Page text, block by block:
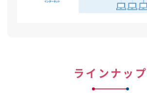
ラインナップ